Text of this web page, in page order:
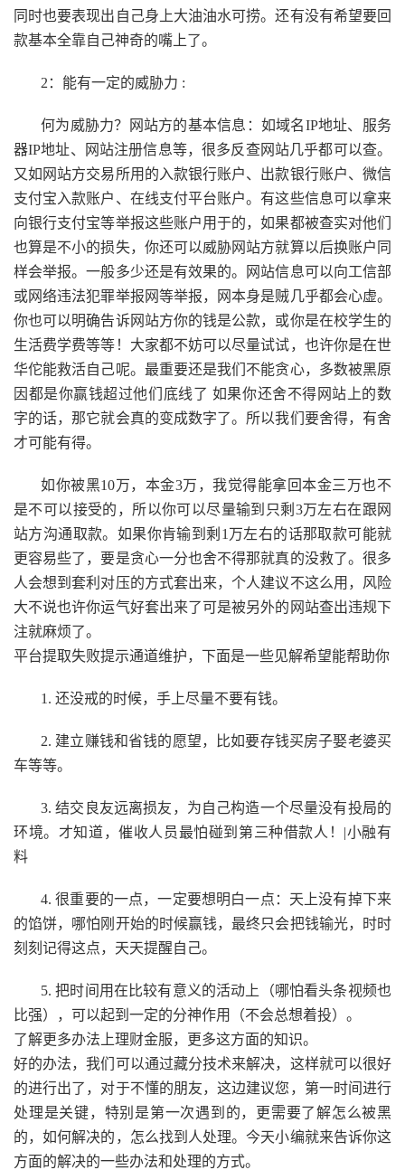
同时也要表现出自己身上大油油水可捞。还有没有希望要回
款基本全靠自己神奇的嘴上了。
2：能有一定的威胁力 :
何为威胁力？网站方的基本信息：如域名IP地址、服务
器IP地址、网站注册信息等，很多反查网站几乎都可以查。
又如网站方交易所用的入款银行账户、出款银行账户、微信
支付宝入款账户、在线支付平台账户。有这些信息可以拿来
向银行支付宝等举报这些账户用于的，如果都被查实对他们
也算是不小的损失，你还可以威胁网站方就算以后换账户同
样会举报。一般多少还是有效果的。网站信息可以向工信部
或网络违法犯罪举报网等举报，网本身是贼几乎都会心虚。
你也可以明确告诉网站方你的钱是公款，或你是在校学生的
生活费学费等等！大家都不妨可以尽量试试，也许你是在世
华佗能救活自己呢。最重要还是我们不能贪心，多数被黑原
因都是你赢钱超过他们底线了 如果你还舍不得网站上的数
字的话，那它就会真的变成数字了。所以我们要舍得，有舍
才可能有得。
如你被黑10万，本金3万，我觉得能拿回本金三万也不
是不可以接受的，所以你可以尽量输到只剩3万左右在跟网
站方沟通取款。如果你肯输到剩1万左右的话那取款可能就
更容易些了，要是贪心一分也舍不得那就真的没救了。很多
人会想到套利对压的方式套出来，个人建议不这么用，风险
大不说也许你运气好套出来了可是被另外的网站查出违规下
注就麻烦了。
平台提取失败提示通道维护，下面是一些见解希望能帮助你
1. 还没戒的时候，手上尽量不要有钱。
2. 建立赚钱和省钱的愿望，比如要存钱买房子娶老婆买
车等等。
3. 结交良友远离损友，为自己构造一个尽量没有投局的
环境。才知道，催收人员最怕碰到第三种借款人！|小融有
料
4. 很重要的一点，一定要想明白一点：天上没有掉下来
的馅饼，哪怕刚开始的时候赢钱，最终只会把钱输光，时时
刻刻记得这点，天天提醒自己。
5. 把时间用在比较有意义的活动上（哪怕看头条视频也
比强），可以起到一定的分神作用（不会总想着投）。
了解更多办法上理财金服，更多这方面的知识。
好的办法，我们可以通过藏分技术来解决，这样就可以很好
的进行出了，对于不懂的朋友，这边建议您，第一时间进行
处理是关键，特别是第一次遇到的，更需要了解怎么被黑
的，如何解决的，怎么找到人处理。今天小编就来告诉你这
方面的解决的一些办法和处理的方式。